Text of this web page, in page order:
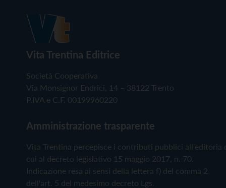
Vita Trentina Editrice
Società Cooperativa
Via Monsignor Endrici, 14 – 38122 Trento
P.IVA e C.F. 00199960220
Amministrazione trasparente
Vita Trentina percepisce i contributi pubblici all'editoria
cui al decreto legislativo 15 maggio 2017, n. 70.
Indicazione resa ai sensi della lettera f) del comma 2
dell'art. 5 del medesimo decreto Lgs.